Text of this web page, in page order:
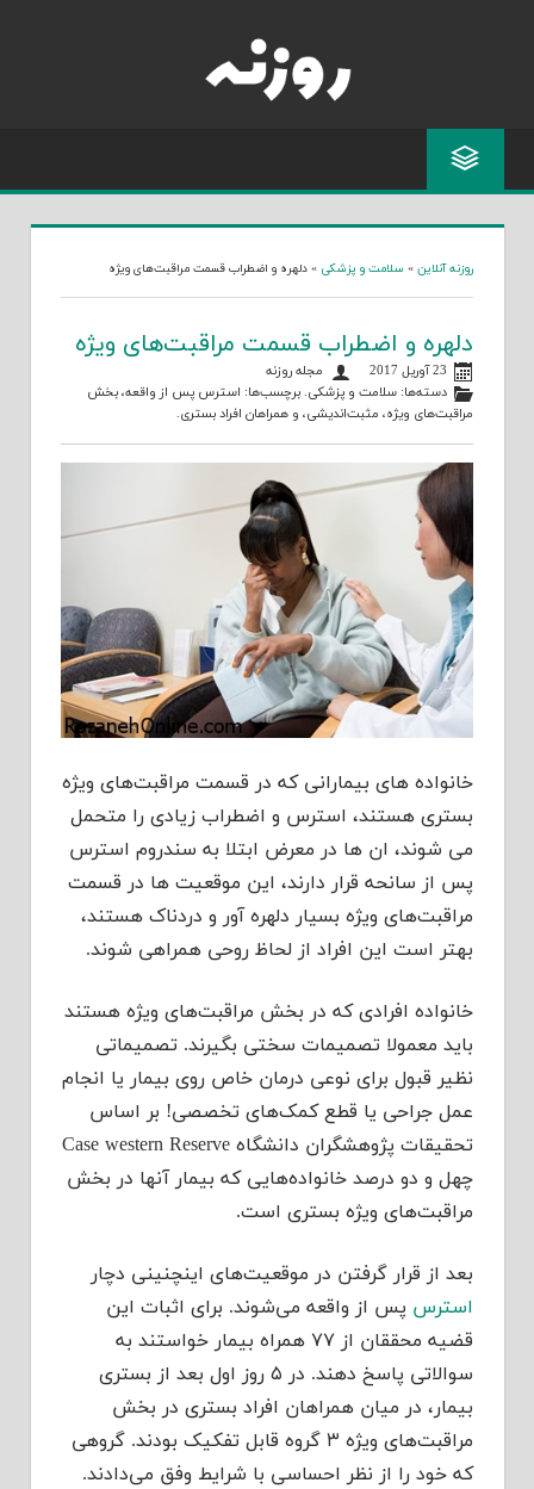
روزنه آنلاین » سلامت و پزشکی » دلهره و اضطراب قسمت مراقبت‌های ویژه
دلهره و اضطراب قسمت مراقبت‌های ویژه
23 آوریل 2017
مجله روزنه
دسته‌ها:سلامت و پزشکی. برچسب‌ها: استرس پس از واقعه،بخش
مراقبت‌های ویژه، مثبت‌اندیشی، و همراهان افراد بستری.
خانواده های بیمارانی که در قسمت مراقبت‌های ویژه
بستری هستند، استرس و اضطراب زیادی را متحمل
می شوند، ان ها در معرض ابتلا به سندروم استرس
پس از سانحه قرار دارند، این موقعیت ها در قسمت
مراقبت‌های ویژه بسیار دلهره آور و دردناک هستند،
بهتر است این افراد از لحاظ روحی همراهی شوند.
خانواده افرادی که در بخش مراقبت‌های ویژه هستند
باید معمولا تصمیمات سختی بگیرند. تصمیماتی
نظیر قبول برای نوعی درمان خاص روی بیمار یا انجام
عمل جراحی یا قطع کمک‌های تخصصی! بر اساس
تحقیقات پژوهشگران دانشگاه Case western Reserve
چهل و دو درصد خانواده‌هایی که بیمار آنها در بخش
مراقبت‌های ویژه بستری است.
بعد از قرار گرفتن در موقعیت‌های اینچنینی دچار
استرس پس از واقعه می‌شوند. برای اثبات این
قضیه محققان از ۷۷ همراه بیمار خواستند به
سوالاتی پاسخ دهند. در ۵ روز اول بعد از بستری
بیمار، در میان همراهان افراد بستری در بخش
مراقبت‌های ویژه ۳ گروه قابل تفکیک بودند. گروهی
که خود را از نظر احساسی با شرایط وفق می‌دادند.